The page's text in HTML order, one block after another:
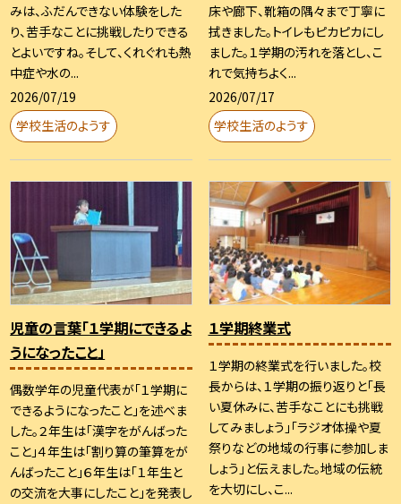
みは、ふだんできない体験をした
り、苦手なことに挑戦したりできる
とよいですね。そして、くれぐれも熱
中症や水の...
2026/07/19
学校生活のようす
床や廊下、靴箱の隅々まで丁寧に
拭きました。トイレもピカピカにし
ました。１学期の汚れを落とし、こ
れで気持ちよく...
2026/07/17
学校生活のようす
児童の言葉「１学期にできるよ
うになったこと」
偶数学年の児童代表が「１学期に
できるようになったこと」を述べま
した。２年生は「漢字をがんばった
こと」４年生は「割り算の筆算をが
んばったこと」６年生は「１年生と
の交流を大事にしたこと」を発表し
１学期終業式
１学期の終業式を行いました。校
長からは、１学期の振り返りと「長
い夏休みに、苦手なことにも挑戦
してみましょう」「ラジオ体操や夏
祭りなどの地域の行事に参加しま
しょう」と伝えました。地域の伝統
を大切にし、こ...